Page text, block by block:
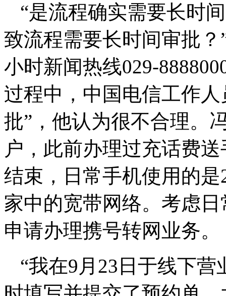
“是流程确实需要长时
致流程需要长时间审批
小时新闻热线029-
过程中，中国电信工作
批”，他认为很不合理。
户，此前办理过充话费
结束，日常手机使用的
家中的宽带网络。考虑
申请办理携号转网业务。
“我在9月23日于线下